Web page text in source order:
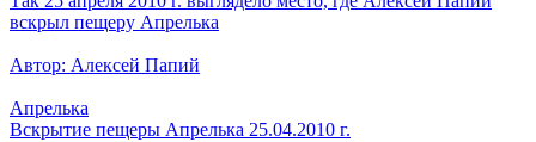
вскрыл пещеру Апрелька
Автор: Алексей Папий
Апрелька
Вскрытие пещеры Апрелька 25.04.2010 г.